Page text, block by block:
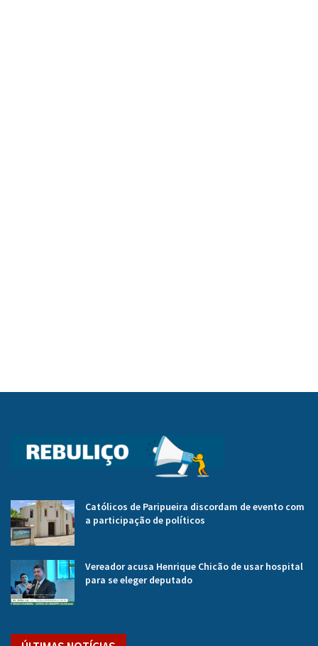
Católicos de Paripueira discordam de evento com
a participação de políticos
Vereador acusa Henrique Chicão de usar hospital
para se eleger deputado